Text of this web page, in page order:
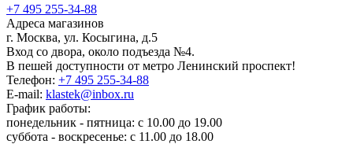
+7 495 255-34-88
Адреса магазинов
г. Москва, ул. Косыгина, д.5
Вход со двора, около подъезда №4.
В пешей доступности от метро Ленинский проспект!
Телефон: +7 495 255-34-88
E-mail: klastek@inbox.ru
График работы:
понедельник - пятница: с 10.00 до 19.00
суббота - воскресенье: с 11.00 до 18.00